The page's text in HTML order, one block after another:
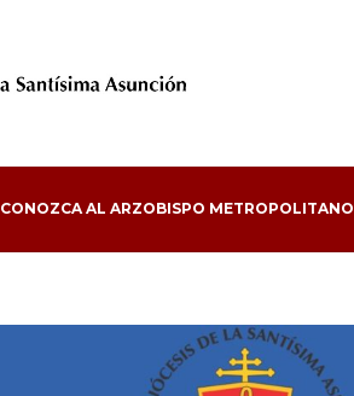
CONOZCA AL ARZOBISPO METROPOLITANO